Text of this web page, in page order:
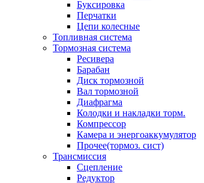
Буксировка
Перчатки
Цепи колесные
Топливная система
Тормозная система
Ресивера
Барабан
Диск тормозной
Вал тормозной
Диафрагма
Колодки и накладки торм.
Компрессор
Камера и энергоаккумулятор
Прочее(тормоз. сист)
Трансмиссия
Сцепление
Редуктор